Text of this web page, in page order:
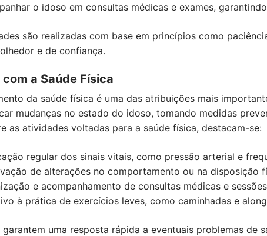
o idoso em consultas médicas e exames,
são realizadas com base em princípios como
e de confiança.
a Saúde Física
da saúde física é uma das atribuições mais
mudanças no estado do idoso, tomando medidas
as atividades voltadas para a saúde física, destacam-se:
regular dos sinais vitais, como pressão arterial e
de alterações no comportamento ou na disposição
e acompanhamento de consultas médicas e
à prática de exercícios leves, como caminhadas e
garantem uma resposta rápida a eventuais problemas